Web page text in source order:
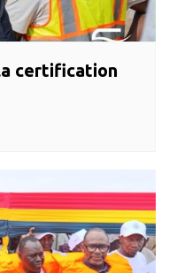
certification